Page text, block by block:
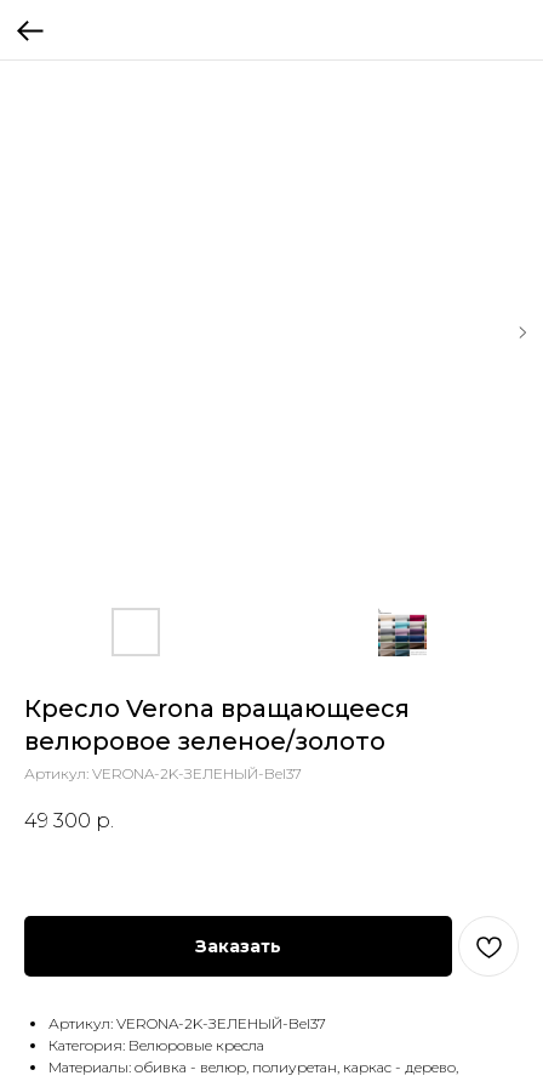
Кресло Verona вращающееся
велюровое зеленое/золото
Артикул: VERONA-2K-ЗЕЛЕНЫЙ-Bel37
49 300 р.
Заказать
Артикул: VERONA-2K-ЗЕЛЕНЫЙ-Bel37
Категория: Велюровые кресла
Материалы: обивка - велюр, полиуретан, каркас - дерево,